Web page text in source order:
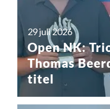
29 juli 2026
Open NK:
Thomas
titel